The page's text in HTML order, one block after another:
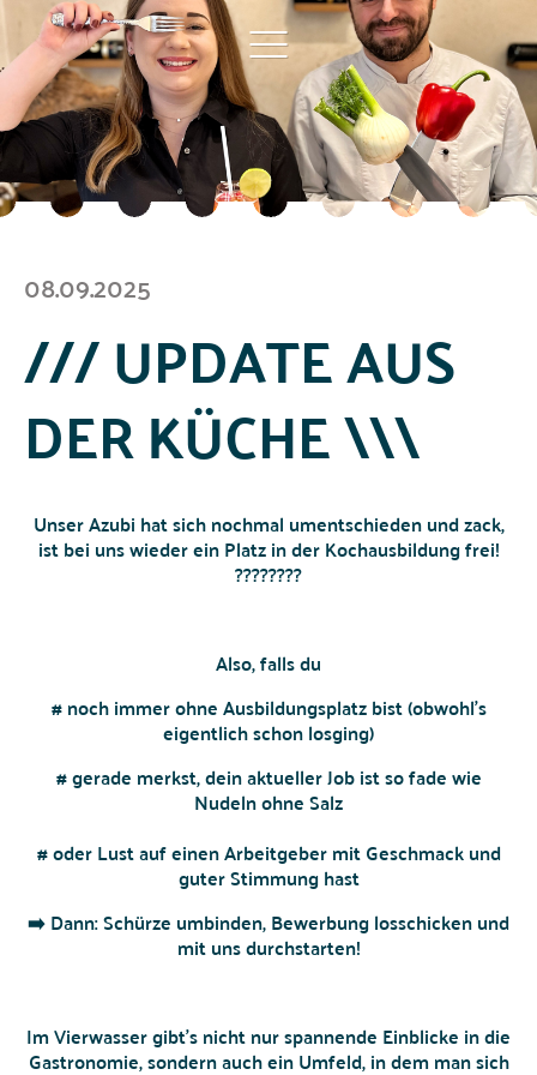
08.09.2025
/// UPDATE AUS
DER KÜCHE \\\
Unser Azubi hat sich nochmal umentschieden und zack,
ist bei uns wieder ein Platz in der Kochausbildung frei!
????????
Also, falls du
# noch immer ohne Ausbildungsplatz bist (obwohl’s
eigentlich schon losging)
# gerade merkst, dein aktueller Job ist so fade wie
Nudeln ohne Salz
# oder Lust auf einen Arbeitgeber mit Geschmack und
guter Stimmung hast
➡️ Dann: Schürze umbinden, Bewerbung losschicken und
mit uns durchstarten!
Im Vierwasser gibt’s nicht nur spannende Einblicke in die
Gastronomie, sondern auch ein Umfeld, in dem man sich